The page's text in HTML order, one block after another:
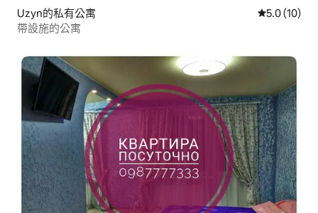
Uzyn的私有公寓 從 10 則評
5.0 (10)
帶設施的公寓